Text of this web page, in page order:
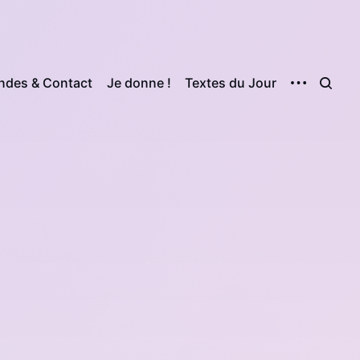
& Contact Je donne ! Textes du Jour